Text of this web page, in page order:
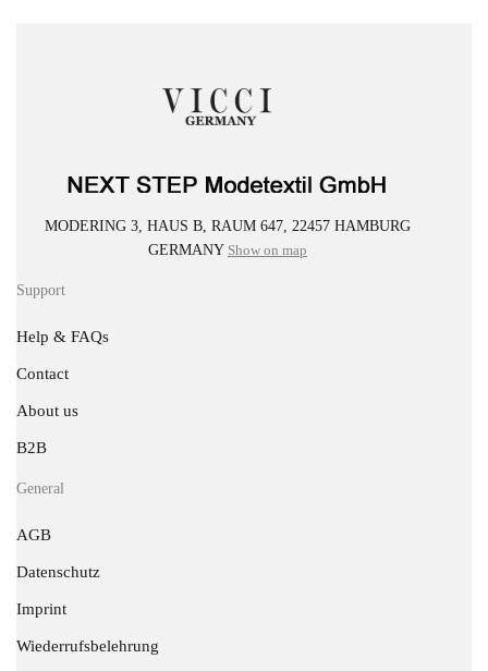
MODERING 3, HAUS B, RAUM 647, 22457 HAMBURG
GERMANY Show on map
Support
Help & FAQs
Contact
About us
B2B
General
AGB
Datenschutz
Imprint
Wiederrufsbelehrung